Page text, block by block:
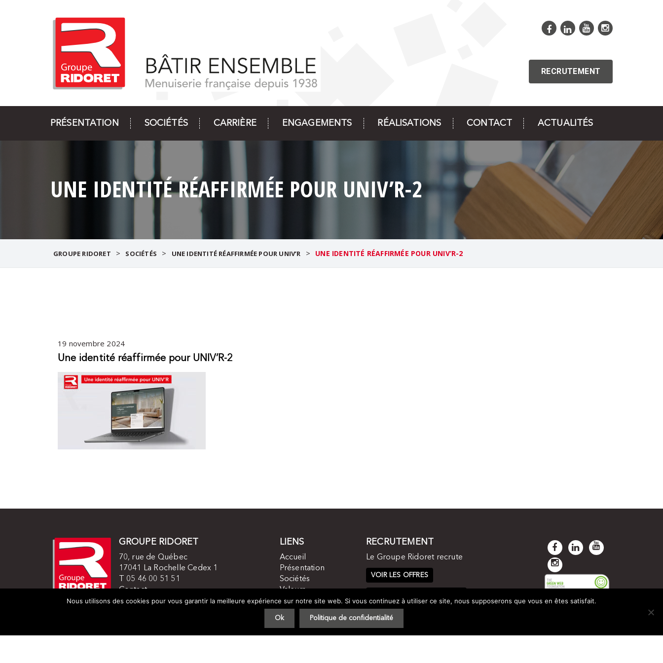
RECRUTEMENT
PRÉSENTATION SOCIÉTÉS CARRIÈRE ENGAGEMENTS RÉALISATIONS CONTACT ACTUALITÉS
UNE IDENTITÉ RÉAFFIRMÉE POUR UNIV’R-2
GROUPE RIDORET > SOCIÉTÉS > UNE IDENTITÉ RÉAFFIRMÉE POUR UNIV’R > UNE IDENTITÉ RÉAFFIRMÉE POUR UNIV’R-2
19 novembre 2024
Une identité réaffirmée pour UNIV’R-2
GROUPE RIDORET
70, rue de Québec
17041 La Rochelle Cedex 1
T 05 46 00 51 51
Contact
Mentions légales
LIENS
Accueil
Présentation
Sociétés
Valeurs
Histoire
Contact
RECRUTEMENT
Le Groupe Ridoret recrute
VOIR LES OFFRES
Nous utilisons des cookies pour vous garantir la meilleure expérience sur notre site web. Si vous continuez à utiliser ce site, nous supposerons que vous en êtes satisfait.
Ok Politique de confidentialité